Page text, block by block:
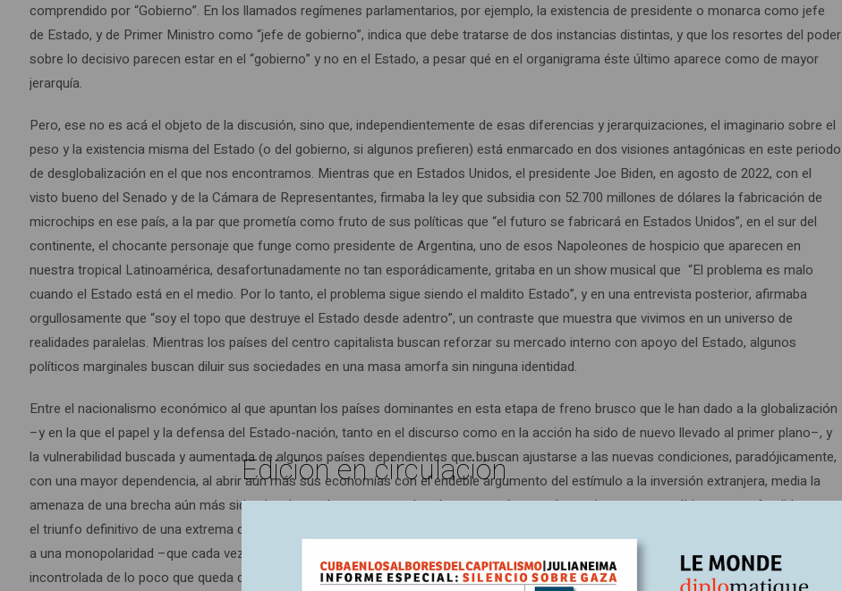
comprendido por “Gobierno”. En los llamados regímenes parlamentarios, por ejemplo, la existencia de presidente o monarca como jefe
de Estado, y de Primer Ministro como “jefe de gobierno”, indica que debe tratarse de dos instancias distintas, y que los resortes del poder
sobre lo decisivo parecen estar en el “gobierno” y no en el Estado, a pesar qué en el organigrama éste último aparece como de mayor
jerarquía.
Pero, ese no es acá el objeto de la discusión, sino que, independientemente de esas diferencias y jerarquizaciones, el imaginario sobre el
peso y la existencia misma del Estado (o del gobierno, si algunos prefieren) está enmarcado en dos visiones antagónicas en este periodo
de desglobalización en el que nos encontramos. Mientras que en Estados Unidos, el presidente Joe Biden, en agosto de 2022, con el
visto bueno del Senado y de la Cámara de Representantes, firmaba la ley que subsidia con 52.700 millones de dólares la fabricación de
microchips en ese país, a la par que prometía como fruto de sus políticas que “el futuro se fabricará en Estados Unidos”, en el sur del
continente, el chocante personaje que funge como presidente de Argentina, uno de esos Napoleones de hospicio que aparecen en
nuestra tropical Latinoamérica, desafortunadamente no tan esporádicamente, gritaba en un show musical que “El problema es malo
cuando el Estado está en el medio. Por lo tanto, el problema sigue siendo el maldito Estado”, y en una entrevista posterior, afirmaba
orgullosamente que “soy el topo que destruye el Estado desde adentro”, un contraste que muestra que vivimos en un universo de
realidades paralelas. Mientras los países del centro capitalista buscan reforzar su mercado interno con apoyo del Estado, algunos
políticos marginales buscan diluir sus sociedades en una masa amorfa sin ninguna identidad.
Entre el nacionalismo económico al que apuntan los países dominantes en esta etapa de freno brusco que le han dado a la globalización
–y en la que el papel y la defensa del Estado-nación, tanto en el discurso como en la acción ha sido de nuevo llevado al primer plano–, y
la vulnerabilidad buscada y aumentada de algunos países dependientes que buscan ajustarse a las nuevas condiciones, paradójicamente,
con una mayor dependencia, al abrir aún más sus economías con el endeble argumento del estímulo a la inversión extranjera, media la
amenaza de una brecha aún más sideral en la que los pocos grados de autonomía que aún perviven en estos últimos sean fundidos con
el triunfo definitivo de una extrema derecha ideologizada que, sin entender la coyuntura, defiende desesperadamente la adhesión sumisa
a una monopolaridad –que cada vez da mayores muestras de inviabilidad–, a través de la obediencia ciega a la exigencia de la demolición
incontrolada de lo poco que queda de regulación y defensa de lo propio. Lo que debe alarmar, entonces, es que no es el “Estado” lo que
Edición en circulación